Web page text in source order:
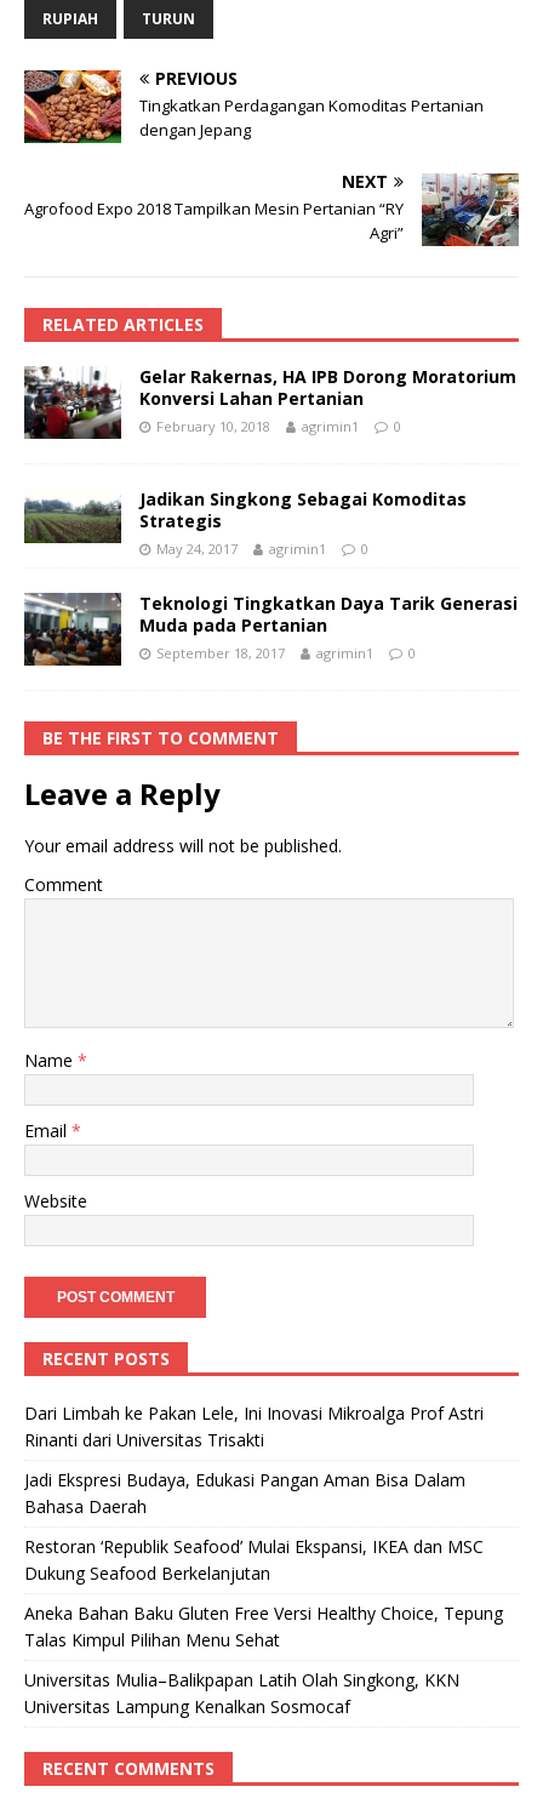
RUPIAH TURUN
PREVIOUS
Tingkatkan Perdagangan Komoditas Pertanian
dengan Jepang
NEXT
Agrofood Expo 2018 Tampilkan Mesin Pertanian “RY
Agri”
RELATED ARTICLES
Gelar Rakernas, HA IPB Dorong Moratorium
Konversi Lahan Pertanian
February 10, 2018 agrimin1 0
Jadikan Singkong Sebagai Komoditas
Strategis
May 24, 2017 agrimin1 0
Teknologi Tingkatkan Daya Tarik Generasi
Muda pada Pertanian
September 18, 2017 agrimin1 0
BE THE FIRST TO COMMENT
Leave a Reply
Your email address will not be published.
Comment
Name *
Email *
Website
RECENT POSTS
Dari Limbah ke Pakan Lele, Ini Inovasi Mikroalga Prof Astri
Rinanti dari Universitas Trisakti
Jadi Ekspresi Budaya, Edukasi Pangan Aman Bisa Dalam
Bahasa Daerah
Restoran ‘Republik Seafood’ Mulai Ekspansi, IKEA dan MSC
Dukung Seafood Berkelanjutan
Aneka Bahan Baku Gluten Free Versi Healthy Choice, Tepung
Talas Kimpul Pilihan Menu Sehat
Universitas Mulia–Balikpapan Latih Olah Singkong, KKN
Universitas Lampung Kenalkan Sosmocaf
RECENT COMMENTS